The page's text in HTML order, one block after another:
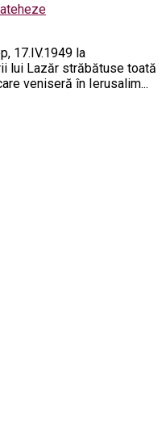
17.IV.1949 la
lui Lazăr străbătuse toată
veniseră în Ierusalim...